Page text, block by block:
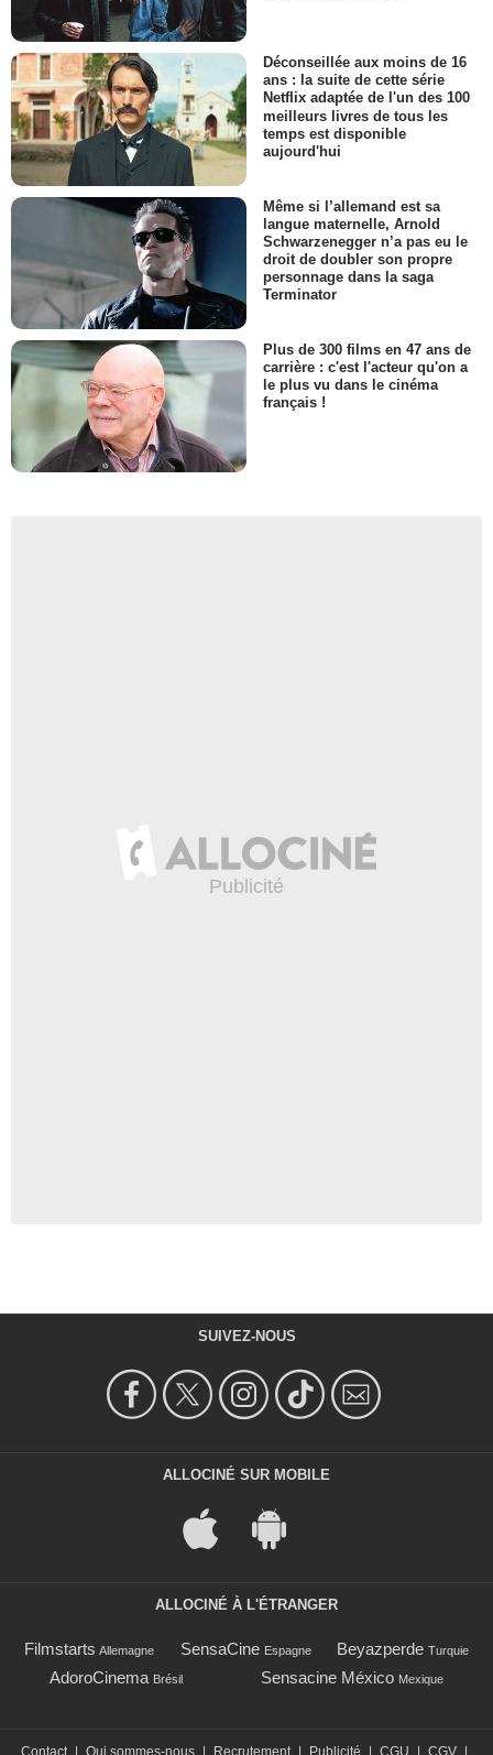
Déconseillée aux moins de 16
ans : la suite de cette série
Netflix adaptée de l'un des 100
meilleurs livres de tous les
temps est disponible
aujourd'hui
Même si l’allemand est sa
langue maternelle, Arnold
Schwarzenegger n’a pas eu le
droit de doubler son propre
personnage dans la saga
Terminator
Plus de 300 films en 47 ans de
carrière : c'est l'acteur qu'on a
le plus vu dans le cinéma
français !
SUIVEZ-NOUS
ALLOCINÉ SUR MOBILE
ALLOCINÉ À L'ÉTRANGER
Filmstarts Allemagne SensaCine Espagne Beyazperde Turquie
AdoroCinema Brésil Sensacine México Mexique